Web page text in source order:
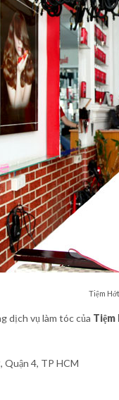
Tiệm
dịch vụ làm tóc của Tiệm
Quận 4, TP HCM